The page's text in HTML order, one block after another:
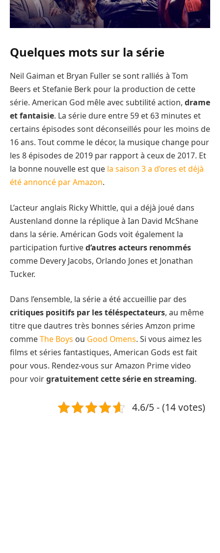
Quelques mots sur la série
Neil Gaiman et Bryan Fuller se sont ralliés à Tom
Beers et Stefanie Berk pour la production de cette
série. American God mêle avec subtilité action, drame
et fantaisie. La série dure entre 59 et 63 minutes et
certains épisodes sont déconseillés pour les moins de
16 ans. Tout comme le décor, la musique change pour
les 8 épisodes de 2019 par rapport à ceux de 2017. Et
la bonne nouvelle est que la saison 3 a d’ores et déjà
été annoncé par Amazon.
L’acteur anglais Ricky Whittle, qui a déjà joué dans
Austenland donne la réplique à Ian David McShane
dans la série. Américan Gods voit également la
participation furtived’autres acteurs renommés
comme Devery Jacobs, Orlando Jones et Jonathan
Tucker.
Dans l’ensemble, la série a été accueillie par des
critiques positifs par les téléspectateurs, au même
titre que dautres très bonnes séries Amzon prime
commeThe Boys ou Good Omens. Si vous aimez les
films et séries fantastiques, American Gods est fait
pour vous. Rendez-vous sur Amazon Prime video
pour voirgratuitement cette série en streaming.
4.6/5 - (14 votes)